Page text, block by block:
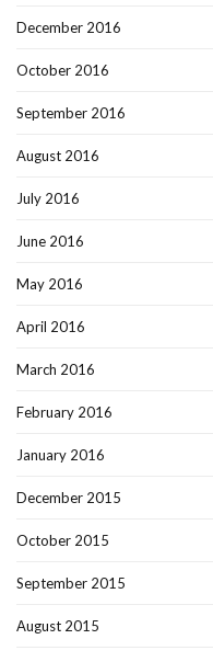
December 2016
October 2016
September 2016
August 2016
July 2016
June 2016
May 2016
April 2016
March 2016
February 2016
January 2016
December 2015
October 2015
September 2015
August 2015